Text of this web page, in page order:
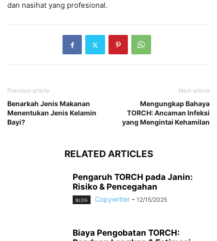
dan nasihat yang profesional.
Previous article
Benarkah Jenis Makanan
Menentukan Jenis Kelamin
Bayi?
Next article
Mengungkap Bahaya
TORCH: Ancaman Infeksi
yang Mengintai Kehamilan
RELATED ARTICLES
Pengaruh TORCH pada Janin:
Risiko & Pencegahan
BLOG Copywriter - 12/15/2025
Biaya Pengobatan TORCH: